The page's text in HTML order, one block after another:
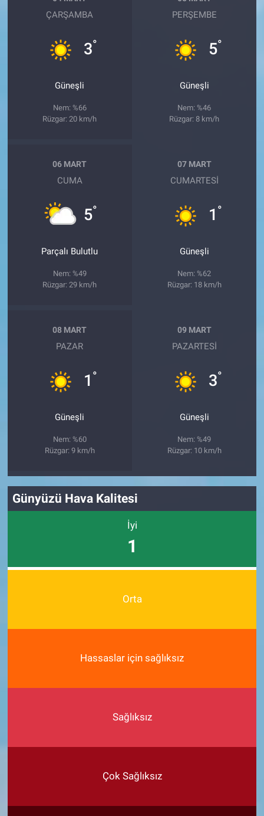
ÇARŞAMBA
3°
Güneşli
Nem: %66
Rüzgar: 20 km/h
PERŞEMBE
5°
Güneşli
Nem: %46
Rüzgar: 8 km/h
06 MART
CUMA
5°
Parçalı Bulutlu
Nem: %49
Rüzgar: 29 km/h
07 MART
CUMARTESI
1 °
Güneşli
Nem: %62
Rüzgar: 18 km/h
08 MART
PAZAR
1 °
Güneşli
Nem: %60
Rüzgar: 9 km/h
09 MART
PAZARTESI
3°
Güneşli
Nem: %49
Rüzgar: 10 km/h
Günyüzü Hava Kalitesi
İyi
1
Orta
Hassaslar için sağlıksız
Sağlıksız
Çok Sağlıksız